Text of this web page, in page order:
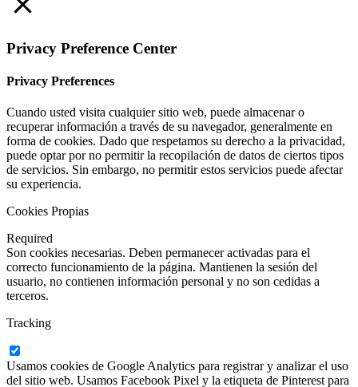
Privacy Preference Center
Privacy Preferences
Cuando usted visita cualquier sitio web, puede almacenar o
recuperar información a través de su navegador, generalmente en
forma de cookies. Dado que respetamos su derecho a la privacidad,
puede optar por no permitir la recopilación de datos de ciertos tipos
de servicios. Sin embargo, no permitir estos servicios puede afectar
su experiencia.
Cookies Propias
Required
Son cookies necesarias. Deben permanecer activadas para el
correcto funcionamiento de la página. Mantienen la sesión del
usuario, no contienen información personal y no son cedidas a
terceros.
Tracking
Usamos cookies de Google Analytics para registrar y analizar el uso
del sitio web. Usamos Facebook Pixel y la etiqueta de Pinterest para